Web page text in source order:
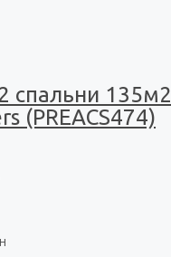
спальни
(PREACS474)